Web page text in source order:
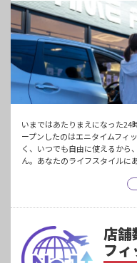
いまではあたりまえになった24
ープンしたのはエニタイムフィ
く、いつでも自由に使えるから
ん。あなたのライフスタイルに
店
フィ